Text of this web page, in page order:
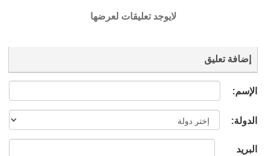
لايوجد تعليقات لعرضها
إضافة تعليق
الإسم:
الدولة:
البريد